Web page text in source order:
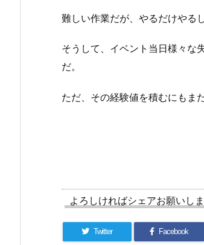
難しい作業だが、やるだけやる
そうして、イベント当日様々な
だ。
ただ、その経験値を積むにもま
よろしければシェアお願いし
Twitter Facebook